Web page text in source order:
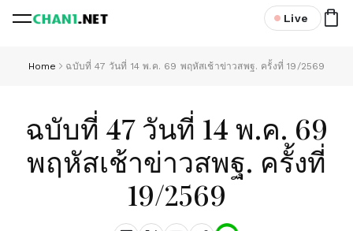
Live
Home ฉบับที่ 47 วันที่ 14 พ.ค. 69 พฤหัสเช้าข่าวสพฐ. ครั้งที่ 19/2569
ฉบับที่ 47 วันที่ 14 พ.ค. 69
พฤหัสเช้าข่าวสพฐ. ครั้งที่
19/2569